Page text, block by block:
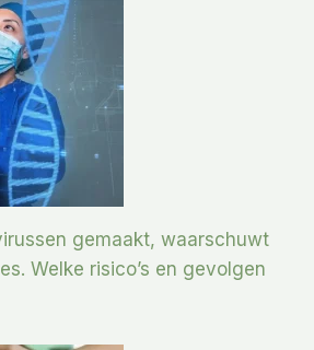
gemaakt, waarschuwt
Welke risico’s en gevolgen